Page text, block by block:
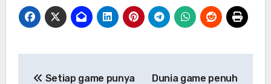
Setiap game punya
Dunia game penuh